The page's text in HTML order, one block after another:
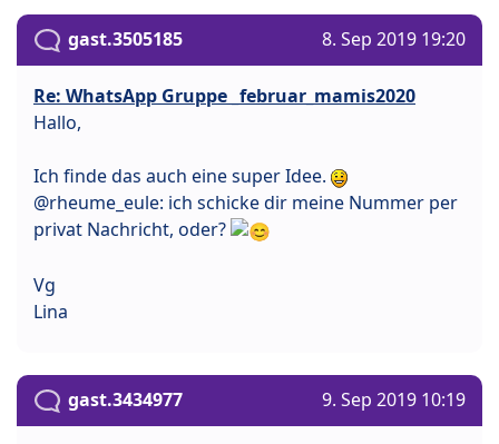
gast.3505185 8. Sep 2019 19:20
Re: WhatsApp Gruppe _februar_mamis2020
Hallo,
Ich finde das auch eine super Idee.
@rheume_eule: ich schicke dir meine Nummer per
privat Nachricht, oder?
Vg
Lina
gast.3434977 9. Sep 2019 10:19